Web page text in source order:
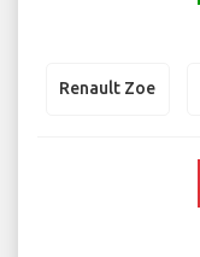
Renault Zoe